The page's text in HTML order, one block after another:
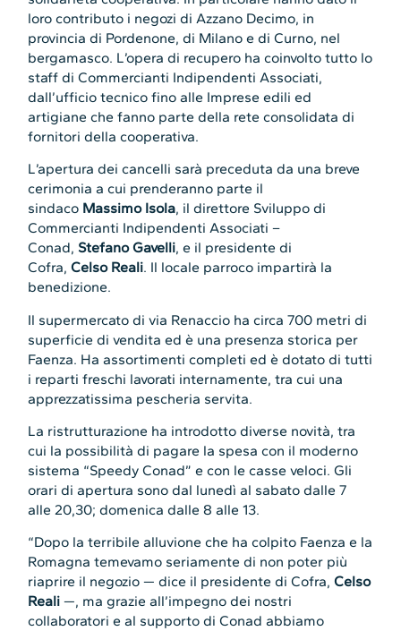
loro contributo i negozi di Azzano Decimo, in
provincia di Pordenone, di Milano e di Curno, nel
bergamasco. L’opera di recupero ha coinvolto tutto lo
staff di Commercianti Indipendenti Associati,
dall’ufficio tecnico fino alle Imprese edili ed
artigiane che fanno parte della rete consolidata di
fornitori della cooperativa.
L’apertura dei cancelli sarà preceduta da una breve
cerimonia a cui prenderanno parte il
sindaco Massimo Isola, il direttore Sviluppo di
Commercianti Indipendenti Associati –
Conad, Stefano Gavelli, e il presidente di
Cofra,Celso Reali. Il locale parroco impartirà la
benedizione.
Il supermercato di via Renaccio ha circa 700 metri di
superficie di vendita ed è una presenza storica per
Faenza. Ha assortimenti completi ed è dotato di tutti
i reparti freschi lavorati internamente, tra cui una
apprezzatissima pescheria servita.
La ristrutturazione ha introdotto diverse novità, tra
cui la possibilità di pagare la spesa con il moderno
sistema “Speedy Conad” e con le casse veloci. Gli
orari di apertura sono dal lunedì al sabato dalle 7
alle 20,30; domenica dalle 8 alle 13.
“Dopo la terribile alluvione che ha colpito Faenza e la
Romagna temevamo seriamente di non poter più
riaprire il negozio — dice il presidente di Cofra,Celso
Reali —, ma grazie all’impegno dei nostri
collaboratori e al supporto di Conad abbiamo